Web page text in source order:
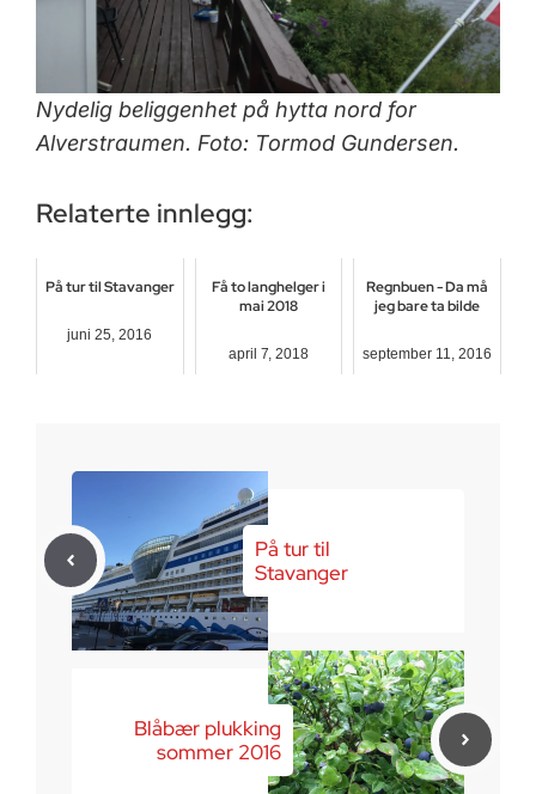
Nydelig beliggenhet på hytta nord for
Alverstraumen. Foto: Tormod Gundersen.
Relaterte innlegg:
På tur til Stavanger
juni 25, 2016
Få to langhelger i
mai 2018
april 7, 2018
Regnbuen - Da må
jeg bare ta bilde
september 11, 2016
På tur til
Stavanger
Blåbær plukking
sommer 2016